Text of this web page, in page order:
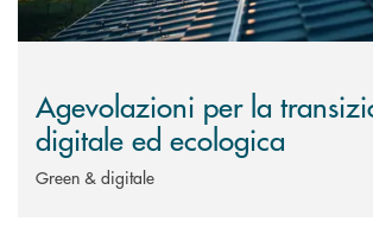
Agevolazioni per la
digitale ed ecologica
Green & digitale